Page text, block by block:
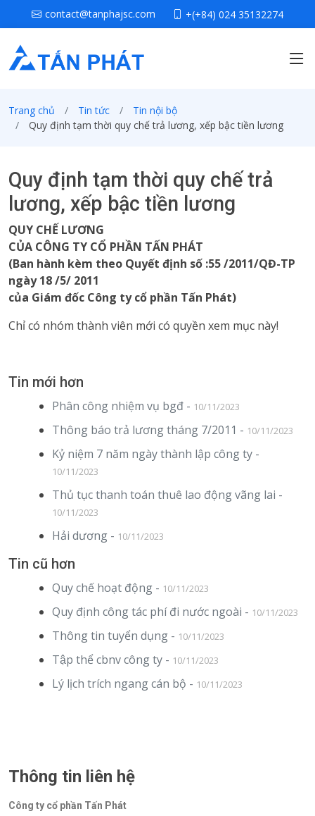
contact@tanphajsc.com +(+84) 024 35132274
Trang chủ Tin tức
Tin nội bộ
Quy định tạm thời quy chế trả lương, xếp bậc tiền lương
Quy định tạm thời quy chế trả
lương, xếp bậc tiền lương
QUY CHẾ LƯƠNG
CỦA CÔNG TY CỔ PHẦN TẤN PHÁT
(Ban hành kèm theo Quyết định số :55 /2011/QĐ-TP
ngày 18 /5/ 2011
của Giám đốc Công ty cổ phần Tấn Phát)
Chỉ có nhóm thành viên mới có quyền xem mục này!
Tin mới hơn
Phân công nhiệm vụ bgđ - 10/11/2023
Thông báo trả lương tháng 7/2011 - 10/11/2023
Kỷ niệm 7 năm ngày thành lập công ty -
10/11/2023
Thủ tục thanh toán thuê lao động vãng lai -
10/11/2023
Hải dương - 10/11/2023
Tin cũ hơn
Quy chế hoạt động - 10/11/2023
Quy định công tác phí đi nước ngoài - 10/11/2023
Thông tin tuyển dụng - 10/11/2023
Tập thể cbnv công ty - 10/11/2023
Lý lịch trích ngang cán bộ - 10/11/2023
Thông tin liên hệ
Công ty cổ phần Tấn Phát